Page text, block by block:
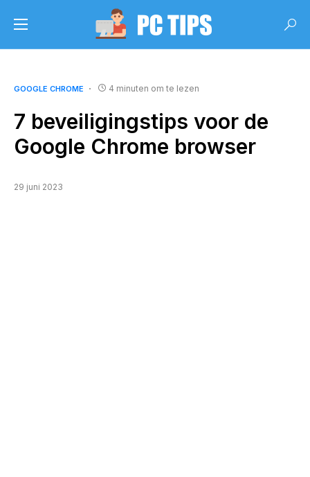
GOOGLE CHROME 4 minuten om te lezen
7 beveiligingstips voor de
Google Chrome browser
29 juni 2023